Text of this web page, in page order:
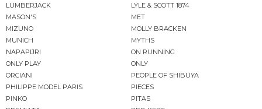
LUMBERJACK
LYLE & SCOTT 1874
MASON'S
MET
MIZUNO
MOLLY BRACKEN
MUNICH
MYTHS
NAPAPIJRI
ON RUNNING
ONLY PLAY
ONLY
ORCIANI
PEOPLE OF SHIBUYA
PHILIPPE MODEL PARIS
PIECES
PINKO
PITAS